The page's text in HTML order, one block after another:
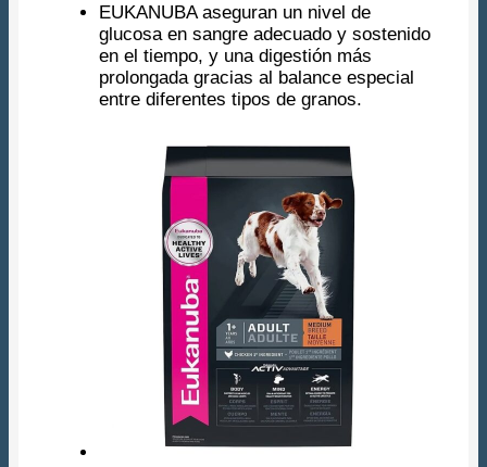
EUKANUBA aseguran un nivel de
glucosa en sangre adecuado y sostenido
en el tiempo, y una digestión más
prolongada gracias al balance especial
entre diferentes tipos de granos.